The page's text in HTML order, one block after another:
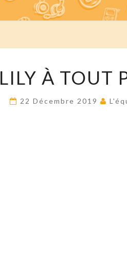
LILY À TOUT
22 Décembre 2019